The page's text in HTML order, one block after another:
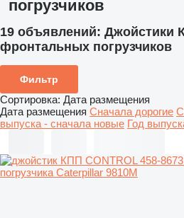
погрузчиков
19 объявлений: Джойстики
фронтальных погрузчиков
Фильтр
Сортировка: Дата размещения
Дата размещения Сначала дорогие
выпуска - сначала новые Год